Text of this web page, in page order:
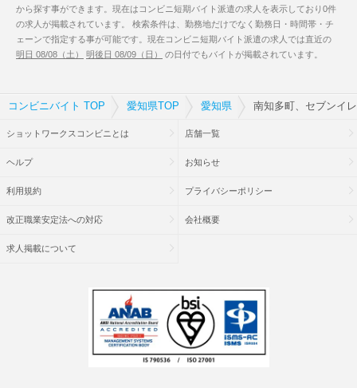
から探す事ができます。現在はコンビニ短期バイト派遣の求人を表示しており0件
の求人が掲載されています。 検索条件は、勤務地だけでなく勤務日・時間帯・チ
ェーンで指定する事が可能です。現在コンビニ短期バイト派遣の求人では直近の
明日 08/08（土）
明後日 08/09（日） の日付でもバイトが掲載されています。
コンビニバイト TOP 愛知県TOP 愛知県 南知多町、セブンイ
ショットワークスコンビニとは 店舗一覧
ヘルプ お知らせ
利用規約 プライバシーポリシー
改正職業安定法への対応 会社概要
求人掲載について